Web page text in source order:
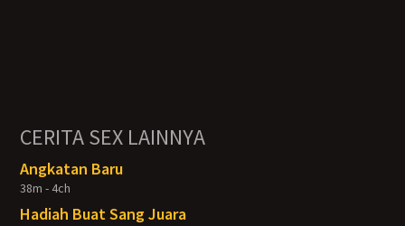
CERITA SEX LAINNYA
Angkatan Baru
38m - 4ch
Hadiah Buat Sang Juara